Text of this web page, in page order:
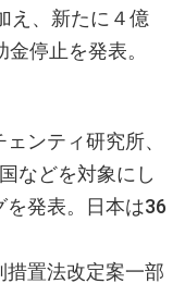
え、新たに４億
停止を発表。
ンティ研究所、
などを対象にし
発表。日本は36
置法改定案一部